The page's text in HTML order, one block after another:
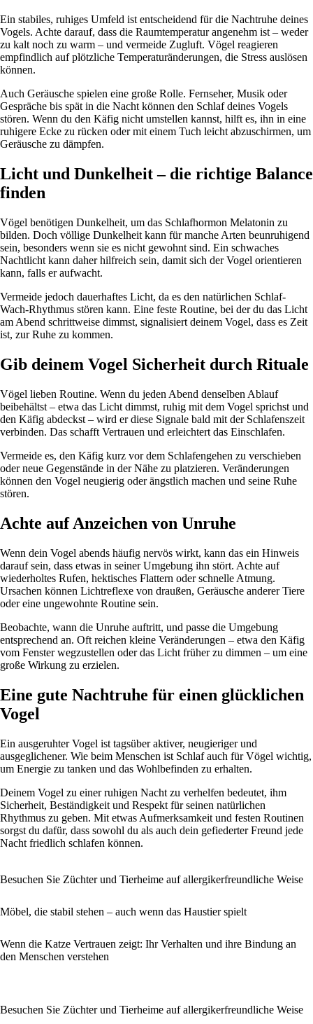
Ein stabiles, ruhiges Umfeld ist entscheidend für die Nachtruhe deines
Vogels. Achte darauf, dass die Raumtemperatur angenehm ist – weder
zu kalt noch zu warm – und vermeide Zugluft. Vögel reagieren
empfindlich auf plötzliche Temperaturänderungen, die Stress auslösen
können.
Auch Geräusche spielen eine große Rolle. Fernseher, Musik oder
Gespräche bis spät in die Nacht können den Schlaf deines Vogels
stören. Wenn du den Käfig nicht umstellen kannst, hilft es, ihn in eine
ruhigere Ecke zu rücken oder mit einem Tuch leicht abzuschirmen, um
Geräusche zu dämpfen.
Licht und Dunkelheit – die richtige Balance
finden
Vögel benötigen Dunkelheit, um das Schlafhormon Melatonin zu
bilden. Doch völlige Dunkelheit kann für manche Arten beunruhigend
sein, besonders wenn sie es nicht gewohnt sind. Ein schwaches
Nachtlicht kann daher hilfreich sein, damit sich der Vogel orientieren
kann, falls er aufwacht.
Vermeide jedoch dauerhaftes Licht, da es den natürlichen Schlaf-
Wach-Rhythmus stören kann. Eine feste Routine, bei der du das Licht
am Abend schrittweise dimmst, signalisiert deinem Vogel, dass es Zeit
ist, zur Ruhe zu kommen.
Gib deinem Vogel Sicherheit durch Rituale
Vögel lieben Routine. Wenn du jeden Abend denselben Ablauf
beibehältst – etwa das Licht dimmst, ruhig mit dem Vogel sprichst und
den Käfig abdeckst – wird er diese Signale bald mit der Schlafenszeit
verbinden. Das schafft Vertrauen und erleichtert das Einschlafen.
Vermeide es, den Käfig kurz vor dem Schlafengehen zu verschieben
oder neue Gegenstände in der Nähe zu platzieren. Veränderungen
können den Vogel neugierig oder ängstlich machen und seine Ruhe
stören.
Achte auf Anzeichen von Unruhe
Wenn dein Vogel abends häufig nervös wirkt, kann das ein Hinweis
darauf sein, dass etwas in seiner Umgebung ihn stört. Achte auf
wiederholtes Rufen, hektisches Flattern oder schnelle Atmung.
Ursachen können Lichtreflexe von draußen, Geräusche anderer Tiere
oder eine ungewohnte Routine sein.
Beobachte, wann die Unruhe auftritt, und passe die Umgebung
entsprechend an. Oft reichen kleine Veränderungen – etwa den Käfig
vom Fenster wegzustellen oder das Licht früher zu dimmen – um eine
große Wirkung zu erzielen.
Eine gute Nachtruhe für einen glücklichen
Vogel
Ein ausgeruhter Vogel ist tagsüber aktiver, neugieriger und
ausgeglichener. Wie beim Menschen ist Schlaf auch für Vögel wichtig,
um Energie zu tanken und das Wohlbefinden zu erhalten.
Deinem Vogel zu einer ruhigen Nacht zu verhelfen bedeutet, ihm
Sicherheit, Beständigkeit und Respekt für seinen natürlichen
Rhythmus zu geben. Mit etwas Aufmerksamkeit und festen Routinen
sorgst du dafür, dass sowohl du als auch dein gefiederter Freund jede
Nacht friedlich schlafen können.
Besuchen Sie Züchter und Tierheime auf allergikerfreundliche Weise
Möbel, die stabil stehen – auch wenn das Haustier spielt
Wenn die Katze Vertrauen zeigt: Ihr Verhalten und ihre Bindung an
den Menschen verstehen
Besuchen Sie Züchter und Tierheime auf allergikerfreundliche Weise